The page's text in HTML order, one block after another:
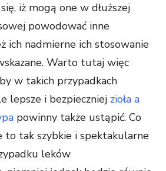
iż mogą one w dłuższej
powodować inne
ich nadmierne ich stosowanie
Warto tutaj więc
w takich przypadkach
lepsze i bezpieczniej zioła a
powinny także ustąpić. Co
to tak szybkie i spektakularne
leków